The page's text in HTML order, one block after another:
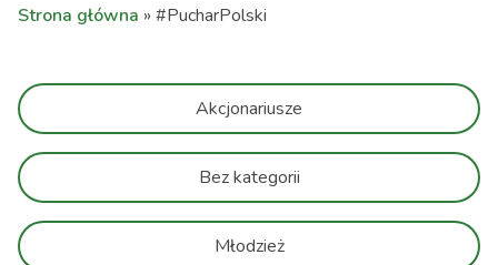
Strona główna » #PucharPolski
Akcjonariusze
Bez kategorii
Młodzież